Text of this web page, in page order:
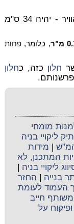
אור ואוויר - יהיה 34 ס"מ
, כלומר, פחות
חלון כזה, כחלון
מומחי
תיק ליקויי בניה
מידות
המתכנן, לא
ליקויי בניה
בנייה
החזר
העמוד לעומת
חייב
על